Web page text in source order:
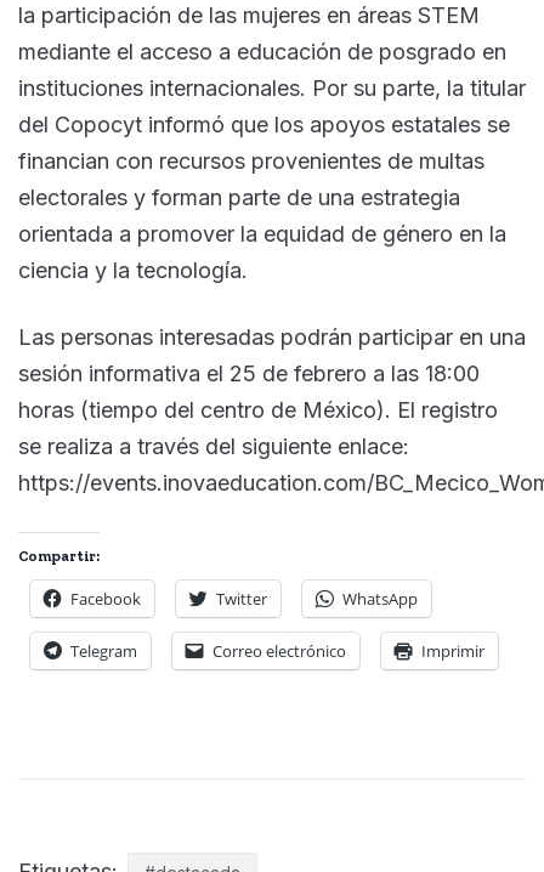
la participación de las mujeres en áreas STEM
mediante el acceso a educación de posgrado en
instituciones internacionales. Por su parte, la titular
del Copocyt informó que los apoyos estatales se
financian con recursos provenientes de multas
electorales y forman parte de una estrategia
orientada a promover la equidad de género en la
ciencia y la tecnología.
Las personas interesadas podrán participar en una
sesión informativa el 25 de febrero a las 18:00
horas (tiempo del centro de México). El registro
se realiza a través del siguiente enlace:
https://events.inovaeducation.com/
Compartir:
Facebook Twitter WhatsApp
Telegram Correo electrónico Imprimir